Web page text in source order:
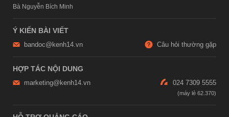
Bà Nguyễn Bích Minh
Ý KIẾN BÀI VIẾT
bandoc@kenh14.vn Câu hỏi thường gặp
HỢP TÁC NỘI DUNG
marketing@kenh14.vn 024 7309 5555